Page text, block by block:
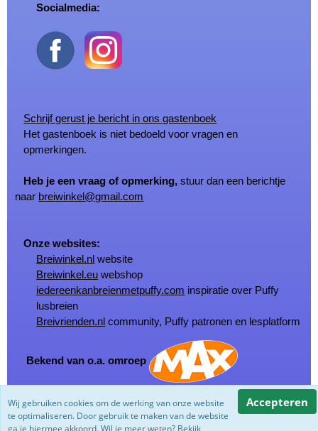
Socialmedia:
Schrijf gerust je bericht in ons gastenboek
Het gastenboek is niet bedoeld voor vragen en
opmerkingen.
Heb je een vraag of opmerking, stuur dan een berichtje
naar breiwinkel@gmail.com
Onze websites:
Breiwinkel.nl website
Breiwinkel.eu webshop
iedereenkanbreienmetpuffy.com inspiratie over Puffy
lusbreien
Breivrienden.nl community, Puffy patronen en lesplatform
Bekend van o.a. omroep
© Copyright Breiwinkel.nl 2002 - 2026
Powered by
Wij gebruiken cookies om de werking van onze website
te optimaliseren. Door gebruik te maken van de website
ga je hiermee akkoord. Wil je meer weten? Bekijk
Accepteren